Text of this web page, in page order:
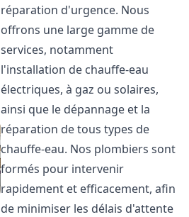
réparation d'urgence. Nous
offrons une large gamme de
services, notamment
l'installation de chauffe-eau
électriques, à gaz ou solaires,
ainsi que le dépannage et la
réparation de tous types de
chauffe-eau. Nos plombiers sont
formés pour intervenir
rapidement et efficacement, afin
de minimiser les délais d'attente